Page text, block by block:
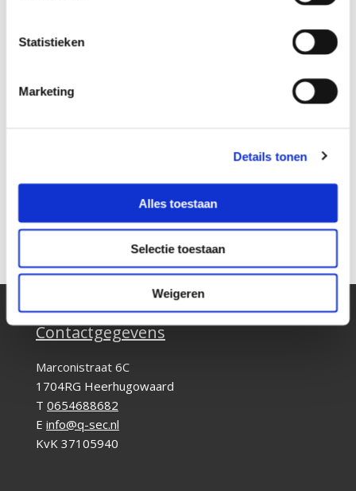
Statistieken
Marketing
Details tonen
Alles toestaan
Selectie toestaan
Weigeren
toegangscontrolesysteem). Paxton heeft deze en vele andere
stijlvolle beveiligingsoplossingen voor uw gebouw.
Terug naar overzicht
Contactgegevens
Marconistraat 6C
1704RG Heerhugowaard
T 0654688682
E info@q-sec.nl
KvK 37105940